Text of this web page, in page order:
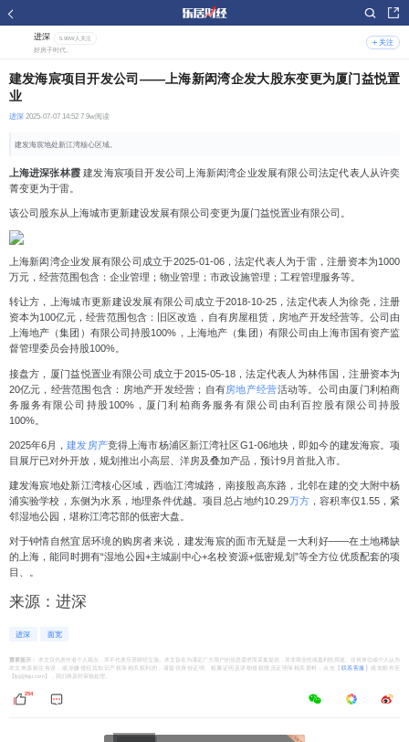
关注
进深
5.90W人关注
好房子时代。
建发海宸项目开发公司——上海新闳湾企发大股东变更为厦门益悦置
业
进深2025-07-07 14:52 7.9w阅读
建发海宸地处新江湾核心区域。
上海进深张林霞 建发海宸项目开发公司上海新闳湾企业发展有限公司法定代表人从许奕
菁变更为于雷。
该公司股东从上海城市更新建设发展有限公司变更为厦门益悦置业有限公司。
上海新闳湾企业发展有限公司成立于2025-01-06，法定代表人为于雷，注册资本为1000
万元，经营范围包含：企业管理；物业管理；市政设施管理；工程管理服务等。
转让方，上海城市更新建设发展有限公司成立于2018-10-25，法定代表人为徐尧，注册
资本为100亿元，经营范围包含：旧区改造，自有房屋租赁，房地产开发经营等。公司由
上海地产（集团）有限公司持股100%，上海地产（集团）有限公司由上海市国有资产监
督管理委员会持股100%。
接盘方，厦门益悦置业有限公司成立于2015-05-18，法定代表人为林伟国，注册资本为
20亿元，经营范围包含：房地产开发经营；自有房地产经营活动等。公司由厦门利柏商
务服务有限公司持股100%，厦门利柏商务服务有限公司由利百控股有限公司持股
100%。
2025年6月，建发房产竞得上海市杨浦区新江湾社区G1-06地块，即如今的建发海宸。项
目展厅已对外开放，规划推出小高层、洋房及叠加产品，预计9月首批入市。
建发海宸地处新江湾核心区域，西临江湾城路，南接殷高东路，北邻在建的交大附中杨
浦实验学校，东侧为水系，地理条件优越。项目总占地约10.29万方 ，容积率仅1.55，紧
邻湿地公园，堪称江湾芯部的低密大盘。
对于钟情自然宜居环境的购房者来说，建发海宸的面市无疑是一大利好——在土地稀缺
的上海，能同时拥有“湿地公园+主城副中心+名校资源+低密规划”等全方位优质配套的项
目、。
来源：进深
进深 面宽
重要提示：
本文仅代表作者个人观点，并不代表乐居财经立场。本文旨在为满足广大用户的信息需求而采集提供，并非商业性或盈利性用途。任何单位或个人认为
本文来源标注有误，或涉嫌侵犯其知识产权等相关权利的，请提供身份证明、权属证明及详细侵权情况证明等相关资料，点击【
联系客服
】或发邮件至
【ljcj@leju.com】，我们将及时审核处理。
254